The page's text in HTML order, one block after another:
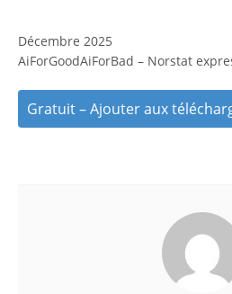
Décembre 2025
AiForGoodAiForBad – Norstat
Gratuit – Ajouter aux